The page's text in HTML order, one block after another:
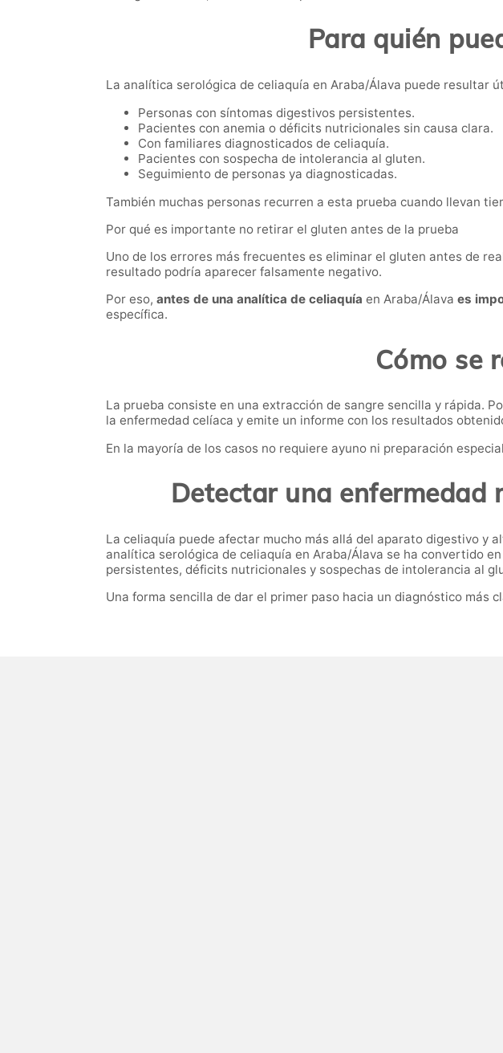
Para quién
La analítica serológica de celiaquía en Araba/Álava puede resultar
Personas con síntomas digestivos persistentes.
Pacientes con anemia o déficits nutricionales sin causa clara.
Con familiares diagnosticados de celiaquía.
Pacientes con sospecha de intolerancia al gluten.
Seguimiento de personas ya diagnosticadas.
También muchas personas recurren a esta prueba cuando llevan
Por qué es importante no retirar el gluten antes de la prueba
Uno de los errores más frecuentes es eliminar el gluten antes de
resultado podría aparecer falsamente negativo.
Por eso, antes de una analítica de celiaquía en Araba/Álava es
específica.
Cómo se
La prueba consiste en una extracción de sangre sencilla y rápida.
la enfermedad celíaca y emite un informe con los resultados
En la mayoría de los casos no requiere ayuno ni preparación
Detectar una enfermedad
La celiaquía puede afectar mucho más allá del aparato digestivo y
analítica serológica de celiaquía en Araba/Álava se ha convertido
persistentes, déficits nutricionales y sospechas de intolerancia al
Una forma sencilla de dar el primer paso hacia un diagnóstico más